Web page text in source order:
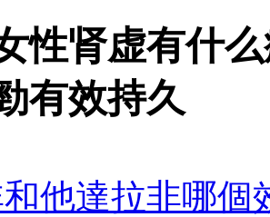
性肾虚有什
有效持久
他達拉非哪個